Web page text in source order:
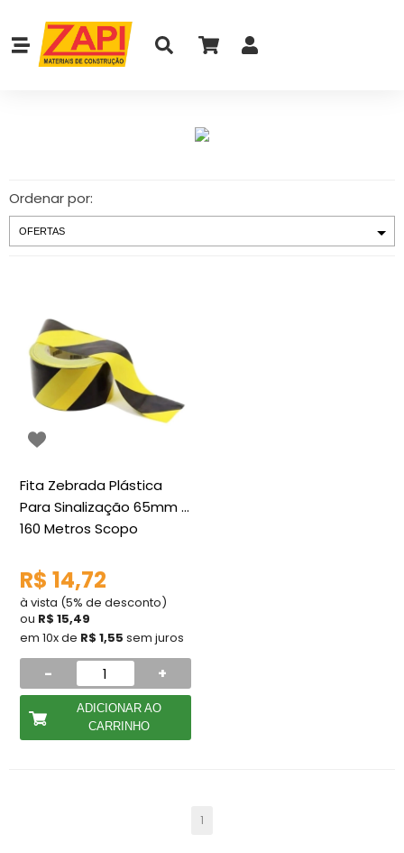
Ordenar por:
Fita Zebrada Plástica
Para Sinalização 65mm x
160 Metros Scopo
R$ 14,72
à vista (5% de desconto)
ou R$ 15,49
em 10x de R$ 1,55 sem juros
- +
ADICIONAR AO
CARRINHO
1